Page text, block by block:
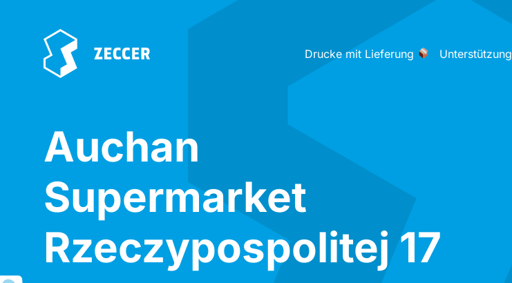
Drucke mit Lieferung Unterstützung
Auchan
Supermarket
Rzeczypospolitej 17